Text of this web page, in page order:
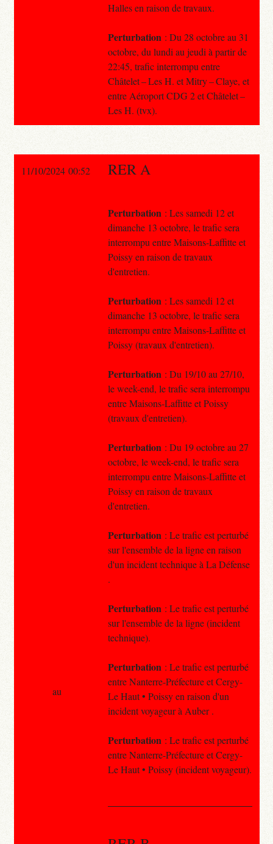
Halles en raison de travaux.
Perturbation : Du 28 octobre au 31
octobre, du lundi au jeudi à partir de
22:45, trafic interrompu entre
Châtelet – Les H. et Mitry – Claye, et
entre Aéroport CDG 2 et Châtelet –
Les H. (tvx).
11/10/2024 00:52 RER A
Perturbation : Les samedi 12 et
dimanche 13 octobre, le trafic sera
interrompu entre Maisons-Laffitte et
Poissy en raison de travaux
d'entretien.
Perturbation : Les samedi 12 et
dimanche 13 octobre, le trafic sera
interrompu entre Maisons-Laffitte et
Poissy (travaux d'entretien).
Perturbation : Du 19/10 au 27/10,
le week-end, le trafic sera interrompu
entre Maisons-Laffitte et Poissy
(travaux d'entretien).
Perturbation : Du 19 octobre au 27
octobre, le week-end, le trafic sera
interrompu entre Maisons-Laffitte et
Poissy en raison de travaux
d'entretien.
Perturbation : Le trafic est perturbé
sur l'ensemble de la ligne en raison
d'un incident technique à La Défense
.
Perturbation : Le trafic est perturbé
sur l'ensemble de la ligne (incident
technique).
Perturbation : Le trafic est perturbé
entre Nanterre-Préfecture et Cergy-
Le Haut • Poissy en raison d'un
incident voyageur à Auber .
Perturbation : Le trafic est perturbé
entre Nanterre-Préfecture et Cergy-
Le Haut • Poissy (incident voyageur).
au